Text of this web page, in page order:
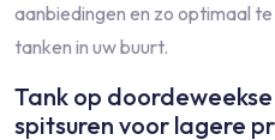
aanbiedingen en zo optimaal
tanken in uw buurt.
Tank op
spitsuren voor lagere